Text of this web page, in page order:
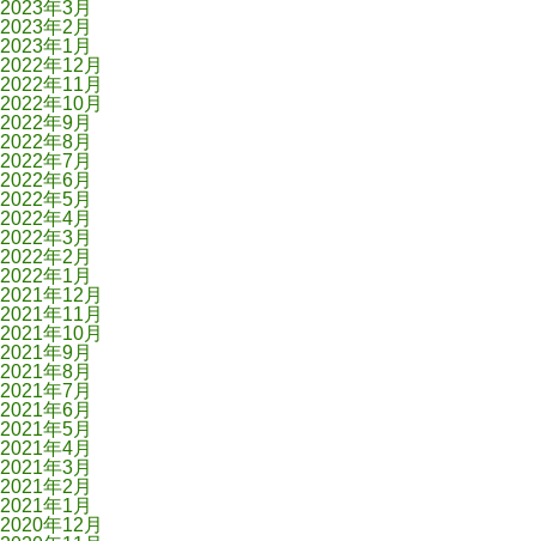
2023年3月
2023年2月
2023年1月
2022年12月
2022年11月
2022年10月
2022年9月
2022年8月
2022年7月
2022年6月
2022年5月
2022年4月
2022年3月
2022年2月
2022年1月
2021年12月
2021年11月
2021年10月
2021年9月
2021年8月
2021年7月
2021年6月
2021年5月
2021年4月
2021年3月
2021年2月
2021年1月
2020年12月